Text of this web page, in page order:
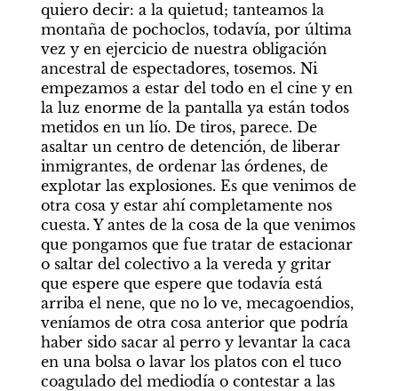
quiero decir: a la quietud; tanteamos la
montaña de pochoclos, todavía, por última
vez y en ejercicio de nuestra obligación
ancestral de espectadores, tosemos. Ni
empezamos a estar del todo en el cine y en
la luz enorme de la pantalla ya están todos
metidos en un lío. De tiros, parece. De
asaltar un centro de detención, de liberar
inmigrantes, de ordenar las órdenes, de
explotar las explosiones. Es que venimos de
otra cosa y estar ahí completamente nos
cuesta. Y antes de la cosa de la que venimos
que pongamos que fue tratar de estacionar
o saltar del colectivo a la vereda y gritar
que espere que espere que todavía está
arriba el nene, que no lo ve, mecagoendios,
veníamos de otra cosa anterior que podría
haber sido sacar al perro y levantar la caca
en una bolsa o lavar los platos con el tuco
coagulado del mediodía o contestar a las